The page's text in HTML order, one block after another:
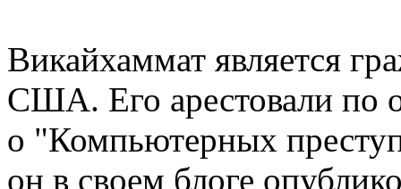
Викайхаммат является
США. Его арестовали по
о "Компьютерных
он в своем блоге